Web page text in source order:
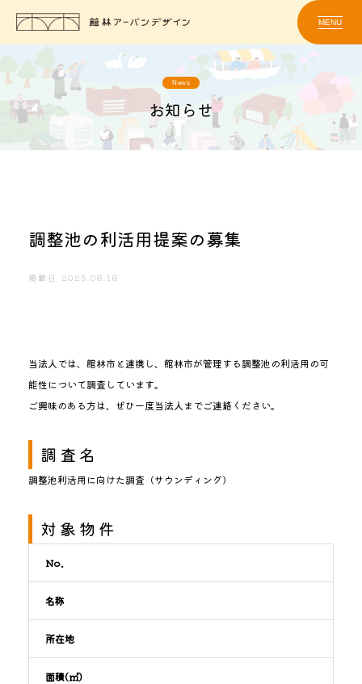
MENU
News
お知らせ
調整池の利活用提案の募集
掲載日 2025.08.18
当法人では、館林市と連携し、館林市が管理する調整池の利活用の可
能性について調査しています。
ご興味のある方は、ぜひ一度当法人までご連絡ください。
調査名
調整池利活用に向けた調査（サウンディング）
対象物件
No.
名称
所在地
面積(㎡)